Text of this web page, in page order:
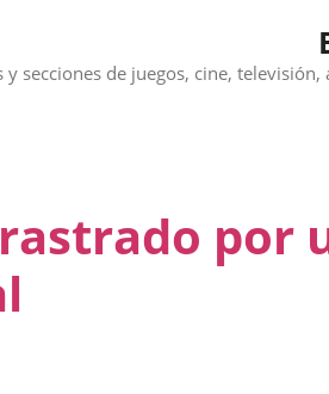
secciones de juegos, cine,
por